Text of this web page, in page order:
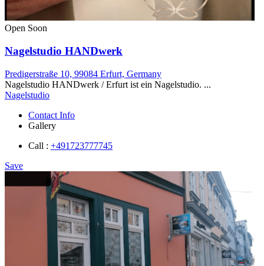
Open Soon
Nagelstudio HANDwerk
Predigerstraße 10, 99084 Erfurt, Germany
Nagelstudio HANDwerk / Erfurt ist ein Nagelstudio. ...
Nagelstudio
Contact Info
Gallery
Call : +491723777745
Save